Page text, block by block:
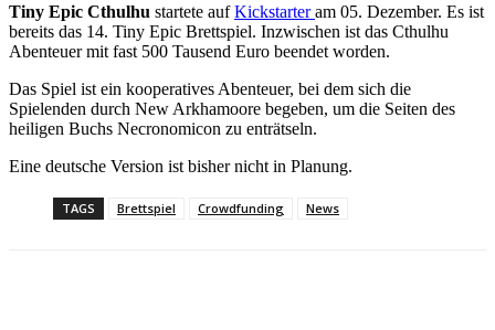
Tiny Epic Cthulhu startete aufKickstarteram 05. Dezember. Es ist
bereits das 14. Tiny Epic Brettspiel. Inzwischen ist das Cthulhu
Abenteuer mit fast 500 Tausend Euro beendet worden.
Das Spiel ist ein kooperatives Abenteuer, bei dem sich die
Spielenden durch New Arkhamoore begeben, um die Seiten des
heiligen Buchs Necronomicon zu enträtseln.
Eine deutsche Version ist bisher nicht in Planung.
TAGS Brettspiel Crowdfunding News